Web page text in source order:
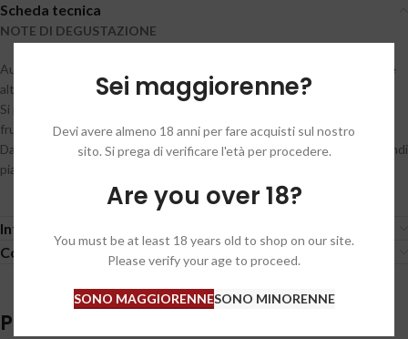
Sei maggiorenne?
Devi avere almeno 18 anni per fare acquisti sul nostro
sito. Si prega di verificare l'età per procedere.
Are you over 18?
You must be at least 18 years old to shop on our site.
Please verify your age to proceed.
SONO MAGGIORENNESONO MINORENNE
Scheda tecnica
NOTE DI DEGUSTAZIONE
Augustus Umbria IGT Bianco è ottenuto dal blend di uve Grechetto e
altri vitigni.
Si presenta di colore giallo paglierino con riflessi dorati, profumo
fruttato e delicato.
Dal sapore fresco e piacevolmente fruttato si abbina con primi e secondi
piatti a base di pesce e carni bianche.
Informazioni aggiuntive
Condizioni generali / General conditions
Prodotti correlati